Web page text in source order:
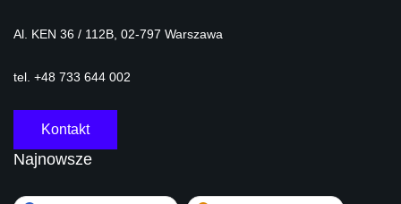
Al. KEN 36 / 112B, 02-797 Warszawa
tel. +48 733 644 002
Kontakt
Najnowsze